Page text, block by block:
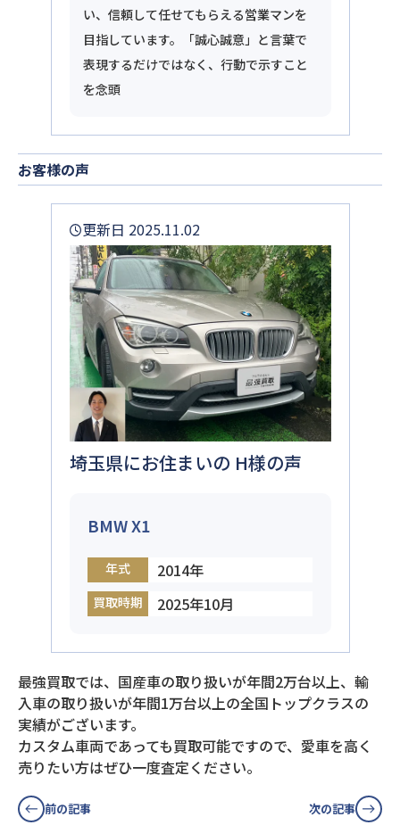
い、信頼して任せてもらえる営業マンを
目指しています。「誠心誠意」と言葉で
表現するだけではなく、行動で示すこと
を念頭
お客様の声
更新日 2025.11.02
埼玉県にお住まいの H様の声
BMW X1
年式 2014年
買取時期 2025年10月
最強買取では、国産車の取り扱いが年間2万台以上、輸
入車の取り扱いが年間1万台以上の全国トップクラスの
実績がございます。
カスタム車両であっても買取可能ですので、愛車を高く
売りたい方はぜひ一度査定ください。
前の記事 次の記事